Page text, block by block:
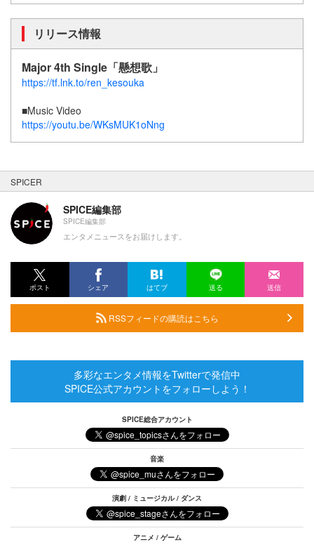
リリース情報
Major 4th Single「懸想歌」
https://tf.lnk.to/ren_kesouka
■Music Video
https://youtu.be/WKsMUK1oNng
SPICER
SPICE編集部
SPICE編集部
エンタメニュースをお届けします。
ポスト シェア はてブ 送る 送信
RSSフィードの購読はこちら
多彩なエンタメ情報をTwitterで発信中
SPICE公式アカウントをフォローしよう！
SPICE総合アカウント
音楽
演劇 / ミュージカル / ダンス
アニメ / ゲーム